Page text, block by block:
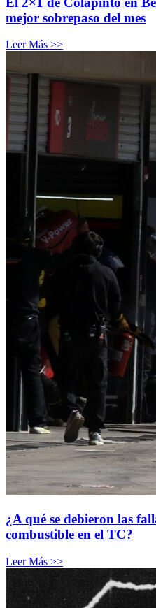
mejor sobrepaso del mes
Leer Más >>
¿A qué se debieron las
combustible en el TC?
Leer Más >>